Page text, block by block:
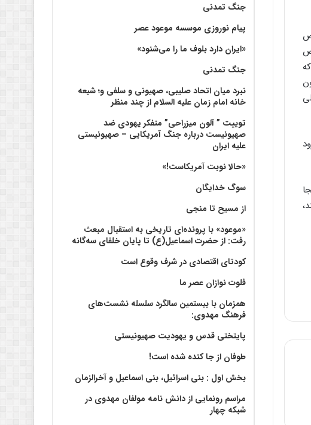
جنگ تمدنی
پیام نوروزی موسسه موعود عصر
«ایران دارد بلوف ما را می‌شنود»
جنگ تمدنی
نبرد میان اتحاد صلیبی، صهیونی و سلفی و؛ شیعه
خانه امام زمان علیه السلام از چند منظر
توییت ” آلون میزراحی” متفکر یهودی ضد
صهیونیست درباره جنگ آمریکایی – صهیونیستی
علیه ایران
«حالا نوبت آمریکاست!»
سوگ خدایگان
از مسیح تا منجی
«موعود» با پرونده‌ای تاریخی به استقبال مبعث
رفت: از حضرت اسماعیل(ع) تا پایان خلفای سه‌گانه
کودتای اقتصادی در شرف وقوع است
فلوت نوازان عصر ما
همزمان با بیستمین سالگرد سلسله نشست‌های
فرهنگ مهدوی:‌
پایتختی قدس و یهودیت صهیونیستی
طوفان از جا کنده شده است!
بخش اول : بنی اسرائیل، بنی اسماعیل و آخرالزمان
مراسم رونمایی از دانش نامه مولفان مهدوی در
شبکه چهار